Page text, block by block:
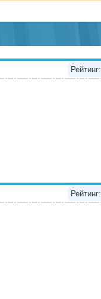
Рейтинг:
Рейтинг: